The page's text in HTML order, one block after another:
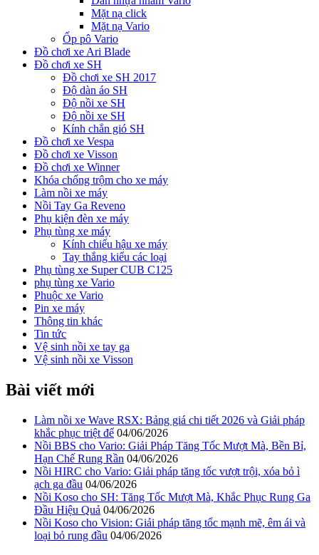
Mặt nạ click
Mặt nạ Vario
Ốp pô Vario
Đồ chơi xe Ari Blade
Đồ chơi xe SH
Đồ chơi xe SH 2017
Độ dàn áo SH
Độ nồi xe SH
Độ nồi xe SH
Kính chắn gió SH
Đồ chơi xe Vespa
Đồ chơi xe Visson
Đồ chơi xe Winner
Khóa chống trộm cho xe máy
Làm nồi xe máy
Nồi Tay Ga Reveno
Phụ kiện đèn xe máy
Phụ tùng xe máy
Kính chiếu hậu xe máy
Tay thắng kiểu các loại
Phụ tùng xe Super CUB C125
phụ tùng xe Vario
Phuộc xe Vario
Pin xe máy
Thông tin khác
Tin tức
Vệ sinh nồi xe tay ga
Vệ sinh nồi xe Visson
Bài viết mới
Làm nồi xe Wave RSX: Bảng giá chi tiết 2026 và Giải pháp
khắc phục triệt để 04/06/2026
Nồi BBS cho Vario: Giải Pháp Tăng Tốc Mượt Mà, Bền Bỉ,
Hạn Chế Rung Rần 04/06/2026
Nồi HIRC cho Vario: Giải pháp tăng tốc vượt trội, xóa bỏ ì
ạch ga đầu 04/06/2026
Nồi Koso cho SH: Tăng Tốc Mượt Mà, Khắc Phục Rung Ga
Đầu Hiệu Quả 04/06/2026
Nồi Koso cho Vision: Giải pháp tăng tốc mạnh mẽ, êm ái và
loại bỏ rung đầu 04/06/2026